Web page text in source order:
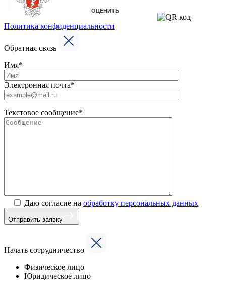
Политика конфиденциальности
Обратная связь
Имя*
Электронная почта*
Текстовое сообщение*
Даю согласие на обработку персональных данных
Отправить заявку
Начать сотрудничество
Физическое лицо
Юридическое лицо